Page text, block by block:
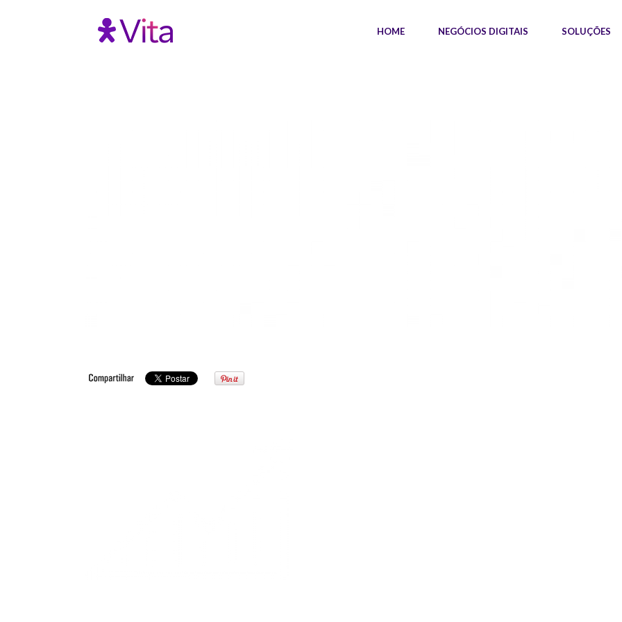
HOME NEGÓCIOS DIGITAIS SOLUÇÕES